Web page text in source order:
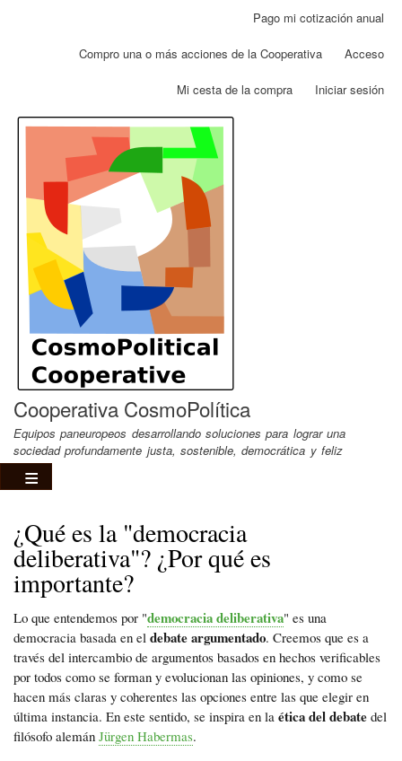
contenido
Pago mi cotización anual
Compro una o más acciones de la Cooperativa Acceso
Mi cesta de la compra Iniciar sesión
Cooperativa CosmoPolítica
Equipos paneuropeos desarrollando soluciones para lograr una
sociedad profundamente justa, sostenible, democrática y feliz
¿Qué es la "democracia
deliberativa"? ¿Por qué es
importante?
Lo que entendemos por "democracia deliberativa" es una
democracia basada en el debate argumentado. Creemos que es a
través del intercambio de argumentos basados en hechos verificables
por todos como se forman y evolucionan las opiniones, y como se
hacen más claras y coherentes las opciones entre las que elegir en
última instancia. En este sentido, se inspira en la ética del debate del
filósofo alemán Jürgen Habermas.